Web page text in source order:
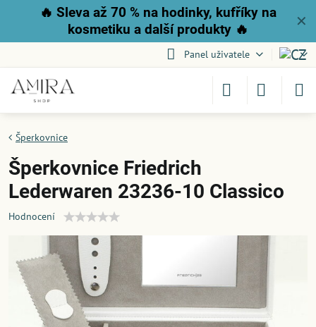
✕
🔥 Sleva až 70 % na hodinky, kufříky na
kosmetiku a další produkty 🔥
Panel uživatele
Šperkovnice
Šperkovnice Friedrich
Lederwaren 23236-10 Classico
Hodnocení